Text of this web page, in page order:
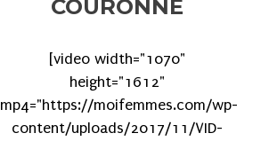
COURONNE
[video width="1070"
height="1612"
mp4="https://moifemmes.com/wp-
content/uploads/2017/11/VID-